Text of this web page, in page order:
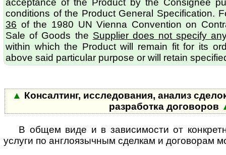
conditions of the Product General Specification.
36 of the 1980 UN Vienna Convention on
Sale of Goods the Supplier does not specify
within which the Product will remain fit for its
above said particular purpose or will retain
▲ Консалтинг, исследования, анализ
разработка договоров
В общем виде и в зависимости от
услуги по англоязычным сделкам и договорам